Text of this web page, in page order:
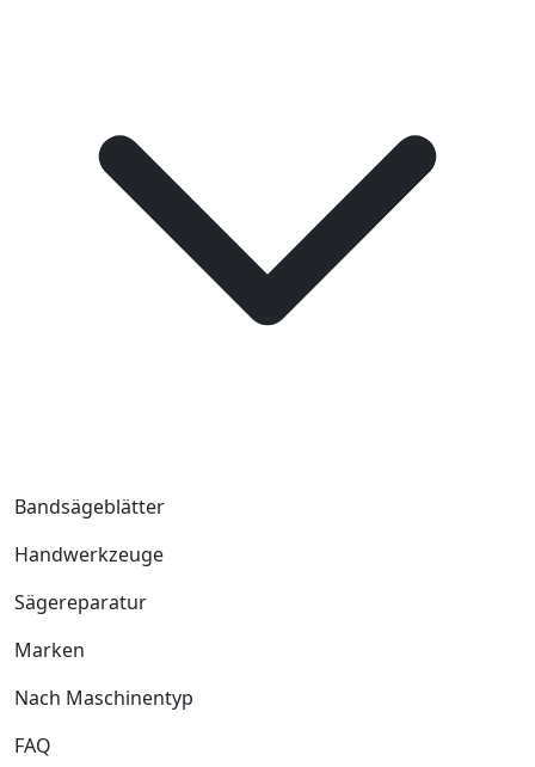
Bandsägeblätter
Handwerkzeuge
Sägereparatur
Marken
Nach Maschinentyp
FAQ